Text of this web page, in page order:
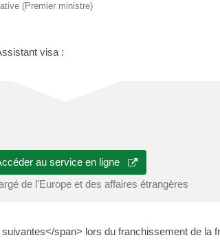
(Premier ministre)
visa :
au service en ligne
de l'Europe et des affaires étrangères
span> lors du franchissement de la